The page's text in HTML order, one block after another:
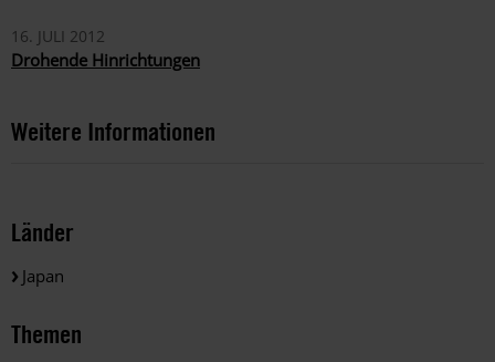
16. JULI 2012
Drohende Hinrichtungen
Weitere Informationen
Länder
Japan
Themen